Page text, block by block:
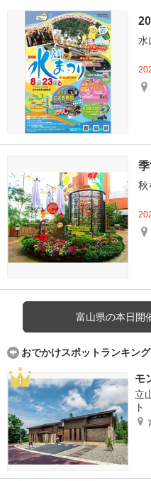
水
秋
富山県の本日開
おでかけスポットランキング
モ
立
ト